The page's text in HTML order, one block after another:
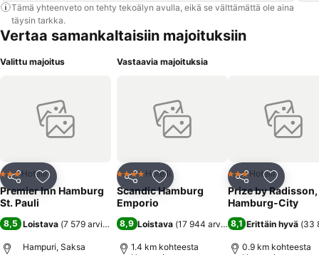
Tämä yhteenveto on tehty tekoälyn avulla, eikä se välttämättä ole aina
täysin tarkka.
Vertaa samankaltaisiin majoituksiin
Valittu majoitus
Jaa Lisää suosikkeihin
3 Tähtiluokitus
Hotelli
Premier Inn Hamburg
St. Pauli
8,5 Loistava (7 579 arviota )
Hampuri, Saksa
Vastaavia majoituksia
Jaa Lisää suosikkeihin
4 Tähtiluokitus
Hotelli
Scandic Hamburg
Emporio
8,9 Loistava (17 944 arviota)
1.4 km kohteesta
Jaa Lisää
3 Tähtiluokitus
Hotelli
Prize by Radisson,
Hamburg-City
8,1 Erittäin hyvä (33
0.9 km kohteesta